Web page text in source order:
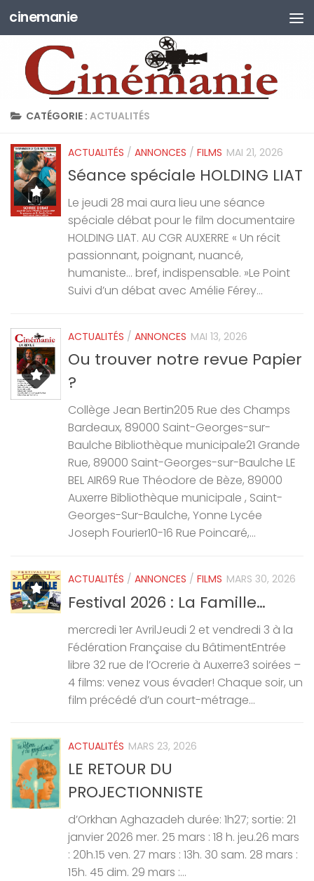
Skip to content
cinemanie
CATÉGORIE : ACTUALITÉS
ACTUALITÉS / ANNONCES / FILMS MAI 21, 2026
Séance spéciale HOLDING LIAT
Le jeudi 28 mai aura lieu une séance
spéciale débat pour le film documentaire
HOLDING LIAT. AU CGR AUXERRE « Un récit
passionnant, poignant, nuancé,
humaniste… bref, indispensable. »Le Point
Suivi d’un débat avec Amélie Férey...
ACTUALITÉS / ANNONCES MAI 13, 2026
Ou trouver notre revue Papier
?
Collège Jean Bertin205 Rue des Champs
Bardeaux, 89000 Saint-Georges-sur-
Baulche Bibliothèque municipale21 Grande
Rue, 89000 Saint-Georges-sur-Baulche LE
BEL AIR69 Rue Théodore de Bèze, 89000
Auxerre Bibliothèque municipale , Saint-
Georges-Sur-Baulche, Yonne Lycée
Joseph Fourier10-16 Rue Poincaré,...
ACTUALITÉS / ANNONCES / FILMS MARS 30, 2026
Festival 2026 : La Famille…
mercredi 1er AvrilJeudi 2 et vendredi 3 à la
Fédération Française du BâtimentEntrée
libre 32 rue de l’Ocrerie à Auxerre3 soirées –
4 films: venez vous évader! Chaque soir, un
film précédé d’un court-métrage...
ACTUALITÉS MARS 23, 2026
LE RETOUR DU
PROJECTIONNISTE
d’Orkhan Aghazadeh durée: 1h27; sortie: 21
janvier 2026 mer. 25 mars : 18 h. jeu.26 mars
: 20h.15 ven. 27 mars : 13h. 30 sam. 28 mars :
15h. 45 dim. 29 mars :...